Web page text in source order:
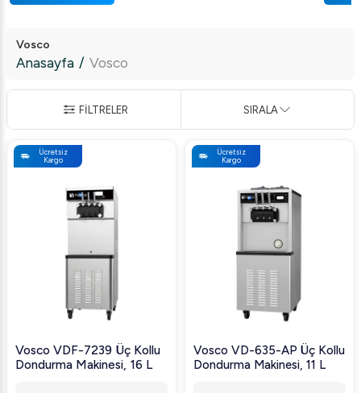
Vosco
Anasayfa / Vosco
FİLTRELER SIRALA
Ücretsiz
Kargo
Vosco VDF-7239 Üç Kollu
Dondurma Makinesi, 16 L
Ücretsiz
Kargo
Vosco VD-635-AP Üç Kollu
Dondurma Makinesi, 11 L